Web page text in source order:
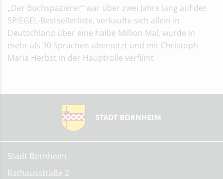
„Der Buchspazierer“ war über zwei Jahre lang auf der
SPIEGEL-Bestsellerliste, verkaufte sich allein in
Deutschland über eine halbe Million Mal, wurde in
mehr als 30 Sprachen übersetzt und mit Christoph
Maria Herbst in der Hauptrolle verfilmt.
Stadt Bornheim
Rathausstraße 2